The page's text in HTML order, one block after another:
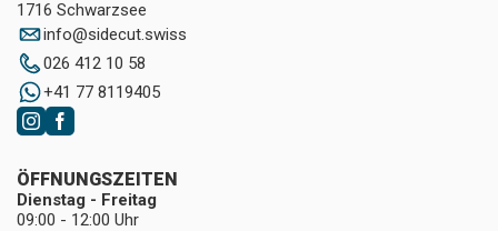
1716 Schwarzsee
info@sidecut.swiss
026 412 10 58
+41 77 8119405
ÖFFNUNGSZEITEN
Dienstag - Freitag
09:00 - 12:00 Uhr